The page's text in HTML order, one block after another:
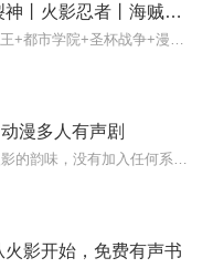
从火影开始卖罐子丨裂神丨火影忍者丨海贼王丨同人脑洞文丨多人有声剧
漫多人有声剧
影开始，免费有声书